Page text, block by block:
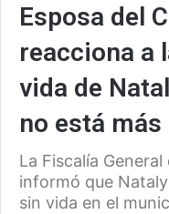
Esposa del
reacciona a
vida de
no está
La Fiscalía
informó que
sin vida en el